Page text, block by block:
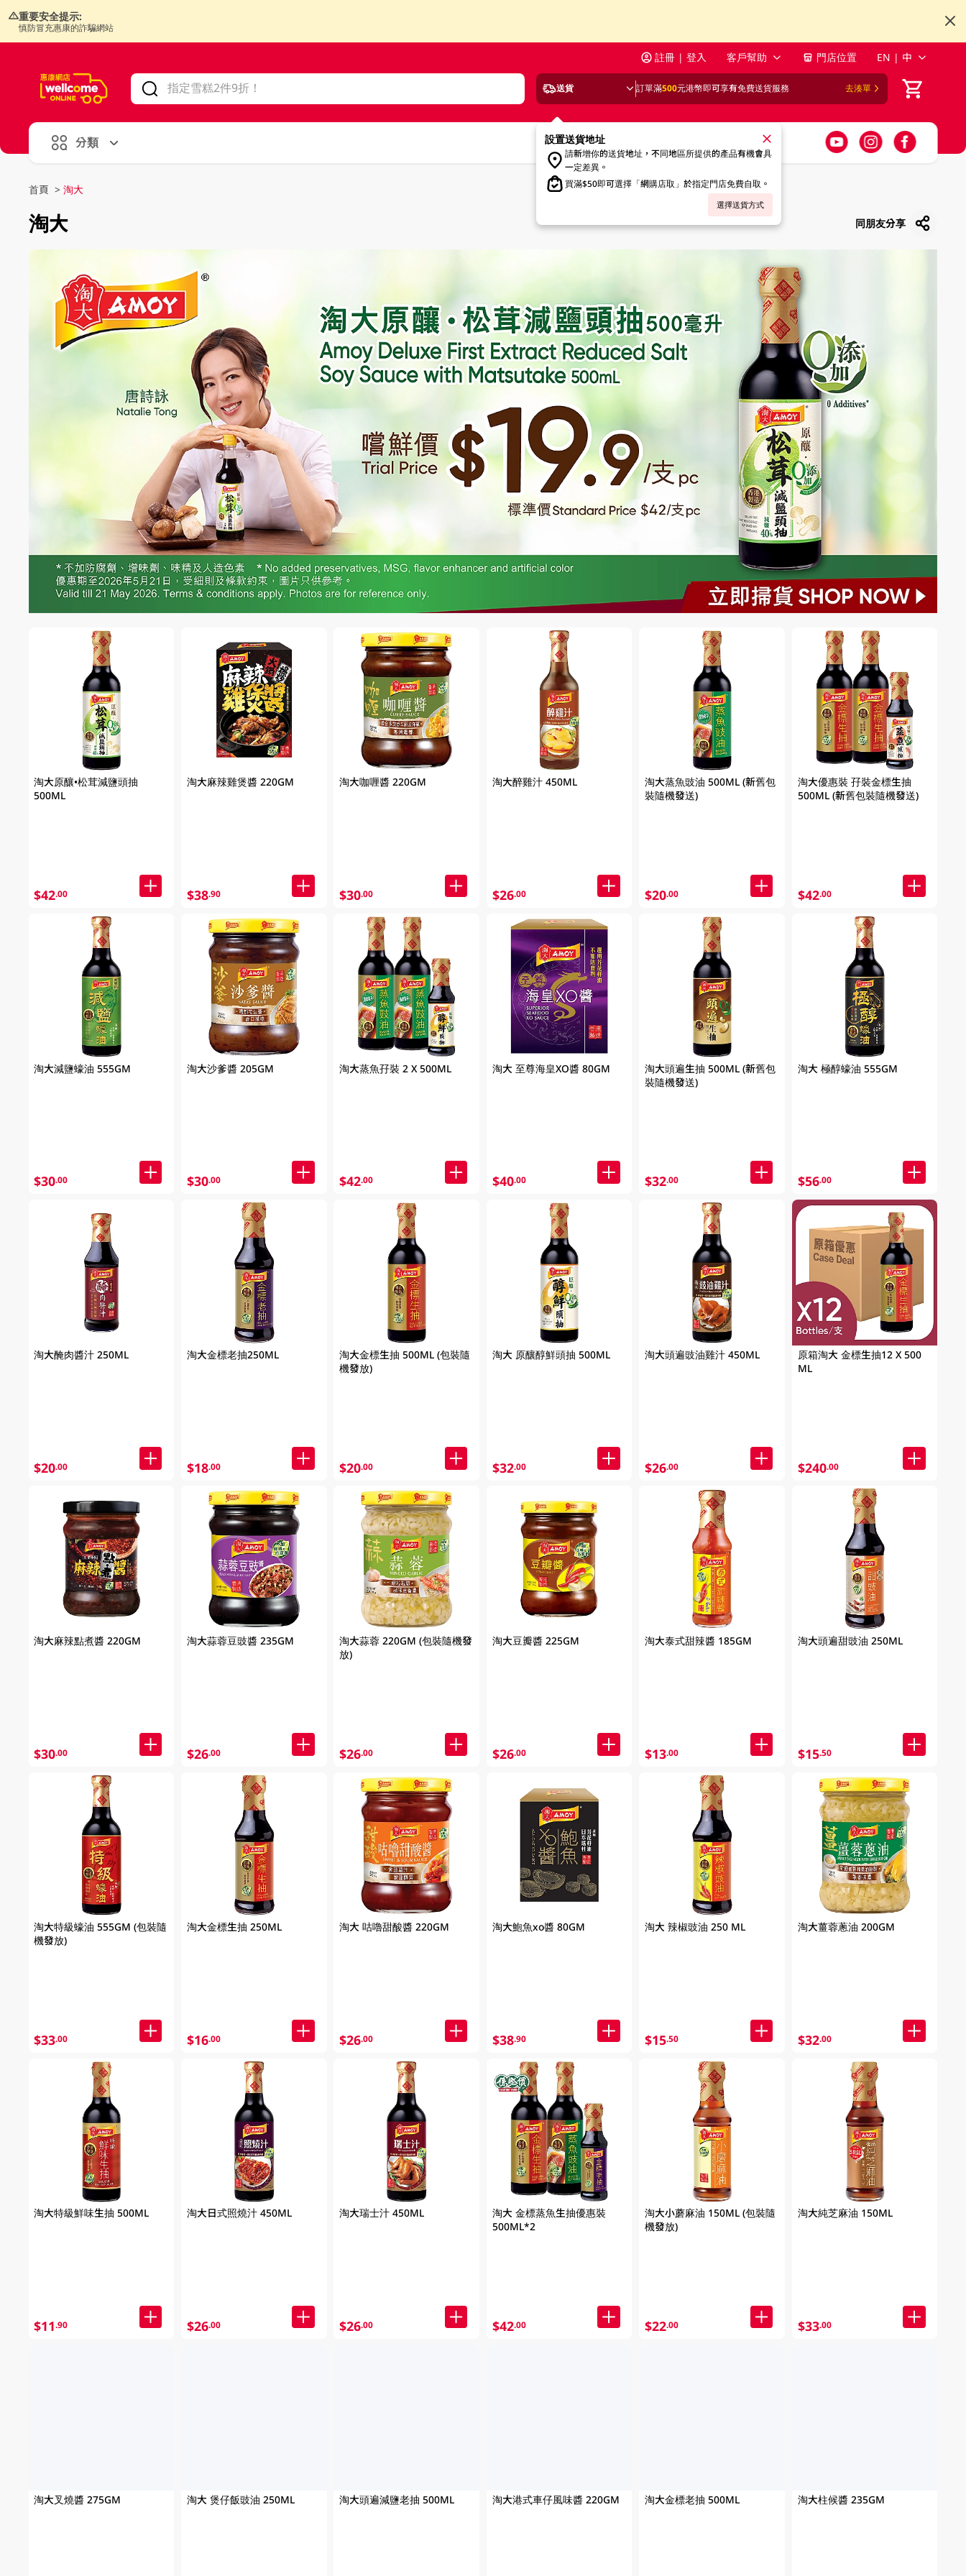
重要安全提示:
慎防冒充惠康的詐騙網站
註冊 | 登入 客戶幫助 門店位置 EN | 中
送貨 訂單滿500元港幣即可享有免費送貨服務 去湊單
設置送貨地址
請新增你的送貨地址，不同地區所提供的產品有機會具
一定差異。
買滿$50即可選擇「網購店取」於指定門店免費自取。
選擇送貨方式
分類
首頁 > 淘大
淘大 同朋友分享
淘大原釀•松茸減鹽頭抽
500ML
$42.00
淘大麻辣雞煲醬 220GM
$38.90
淘大咖喱醬 220GM
$30.00
淘大醉雞汁 450ML
$26.00
淘大蒸魚豉油 500ML (新舊包
裝隨機發送)
$20.00
淘大優惠裝 孖裝金標生抽
500ML (新舊包裝隨機發送)
$42.00
淘大減鹽蠔油 555GM
$30.00
淘大沙爹醬 205GM
$30.00
淘大蒸魚孖裝 2 X 500ML
$42.00
淘大 至尊海皇XO醬 80GM
$40.00
淘大頭遍生抽 500ML (新舊包
裝隨機發送)
$32.00
淘大 極醇蠔油 555GM
$56.00
淘大醃肉醬汁 250ML
$20.00
淘大金標老抽250ML
$18.00
淘大金標生抽 500ML (包裝隨
機發放)
$20.00
淘大 原釀醇鮮頭抽 500ML
$32.00
淘大頭遍豉油雞汁 450ML
$26.00
原箱淘大 金標生抽12 X 500
ML
$240.00
淘大麻辣點煮醬 220GM
$30.00
淘大蒜蓉豆豉醬 235GM
$26.00
淘大蒜蓉 220GM (包裝隨機發
放)
$26.00
淘大豆瓣醬 225GM
$26.00
淘大泰式甜辣醬 185GM
$13.00
淘大頭遍甜豉油 250ML
$15.50
淘大特級蠔油 555GM (包裝隨
機發放)
$33.00
淘大金標生抽 250ML
$16.00
淘大 咕嚕甜酸醬 220GM
$26.00
淘大鮑魚xo醬 80GM
$38.90
淘大 辣椒豉油 250 ML
$15.50
淘大薑蓉蔥油 200GM
$32.00
淘大特級鮮味生抽 500ML
$11.90
淘大日式照燒汁 450ML
$26.00
淘大瑞士汁 450ML
$26.00
淘大 金標蒸魚生抽優惠裝
500ML*2
$42.00
淘大小蘑麻油 150ML (包裝隨
機發放)
$22.00
淘大純芝麻油 150ML
$33.00
淘大叉燒醬 275GM 淘大 煲仔飯豉油 250ML 淘大頭遍減鹽老抽 500ML 淘大港式車仔風味醬 220GM 淘大金標老抽 500ML 淘大柱候醬 235GM